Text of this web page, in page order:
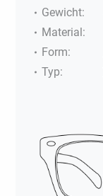
Gewicht:
Material:
Form:
Typ: